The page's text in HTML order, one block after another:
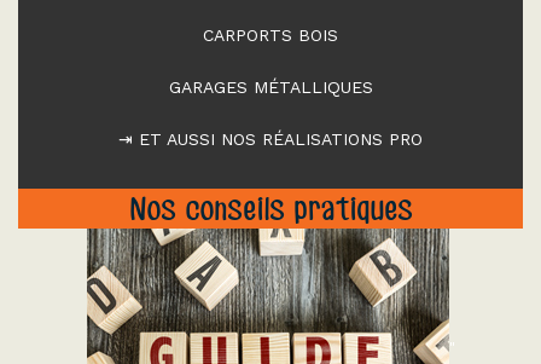
CARPORTS BOIS
GARAGES MÉTALLIQUES
⇥ ET AUSSI NOS RÉALISATIONS PRO
Nos conseils pratiques
"